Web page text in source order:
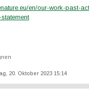
en/our-work-past-
20. Oktober 2023 15:14